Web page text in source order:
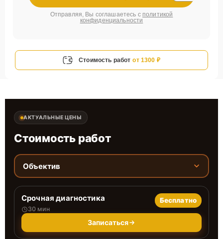
Отправляя, Вы соглашаетесь с политикой
конфиденциальности
Стоимость работ от 1300 ₽
АКТУАЛЬНЫЕ ЦЕНЫ
Стоимость работ
Объектив
Срочная диагностика
30 мин
Бесплатно
Записаться